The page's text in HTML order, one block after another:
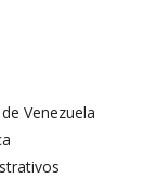
Venezuela